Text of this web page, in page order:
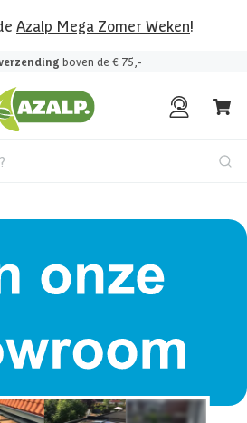
Azalp Mega Zomer Weken!
boven de € 75,-